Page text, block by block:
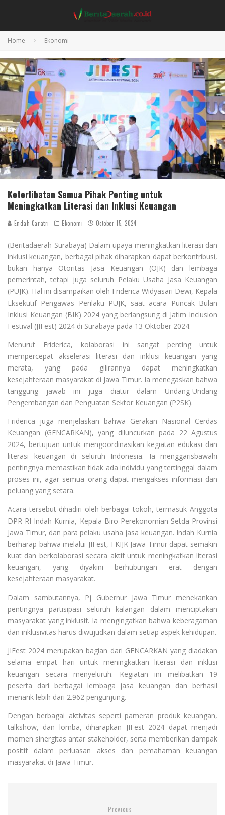
Home Ekonomi
Keterlibatan Semua Pihak Penting untuk
Meningkatkan Literasi dan Inklusi Keuangan
Endah Caratri Ekonomi October 15, 2024
(Beritadaerah-Surabaya) Dalam upaya meningkatkan literasi dan
inklusi keuangan, berbagai pihak diharapkan dapat berkontribusi,
bukan hanya Otoritas Jasa Keuangan (OJK) dan lembaga
pemerintah, tetapi juga seluruh Pelaku Usaha Jasa Keuangan
(PUJK). Hal ini disampaikan oleh Friderica Widyasari Dewi, Kepala
Eksekutif Pengawas Perilaku PUJK, saat acara Puncak Bulan
Inklusi Keuangan (BIK) 2024 yang berlangsung di Jatim Inclusion
Festival (JIFest) 2024 di Surabaya pada 13 Oktober 2024.
Menurut Friderica, kolaborasi ini sangat penting untuk
mempercepat akselerasi literasi dan inklusi keuangan yang
merata, yang pada gilirannya dapat meningkatkan
kesejahteraan masyarakat di Jawa Timur. Ia menegaskan bahwa
tanggung jawab ini juga diatur dalam Undang-Undang
Pengembangan dan Penguatan Sektor Keuangan (P2SK).
Friderica juga menjelaskan bahwa Gerakan Nasional Cerdas
Keuangan (GENCARKAN), yang diluncurkan pada 22 Agustus
2024, bertujuan untuk mengoordinasikan kegiatan edukasi dan
literasi keuangan di seluruh Indonesia. Ia menggarisbawahi
pentingnya memastikan tidak ada individu yang tertinggal dalam
proses ini, agar semua orang dapat mengakses informasi dan
peluang yang setara.
Acara tersebut dihadiri oleh berbagai tokoh, termasuk Anggota
DPR RI Indah Kurnia, Kepala Biro Perekonomian Setda Provinsi
Jawa Timur, dan para pelaku usaha jasa keuangan. Indah Kurnia
berharap bahwa melalui JIFest, FKIJK Jawa Timur dapat semakin
kuat dan berkolaborasi secara aktif untuk meningkatkan literasi
keuangan, yang diyakini berhubungan erat dengan
kesejahteraan masyarakat.
Dalam sambutannya, Pj Gubernur Jawa Timur menekankan
pentingnya partisipasi seluruh kalangan dalam menciptakan
masyarakat yang inklusif. Ia mengingatkan bahwa keberagaman
dan inklusivitas harus diwujudkan dalam setiap aspek kehidupan.
JIFest 2024 merupakan bagian dari GENCARKAN yang diadakan
selama empat hari untuk meningkatkan literasi dan inklusi
keuangan secara menyeluruh. Kegiatan ini melibatkan 19
peserta dari berbagai lembaga jasa keuangan dan berhasil
menarik lebih dari 2.962 pengunjung.
Dengan berbagai aktivitas seperti pameran produk keuangan,
talkshow, dan lomba, diharapkan JIFest 2024 dapat menjadi
momen sinergitas antar stakeholder, serta memberikan dampak
positif dalam perluasan akses dan pemahaman keuangan
masyarakat di Jawa Timur.
Previous